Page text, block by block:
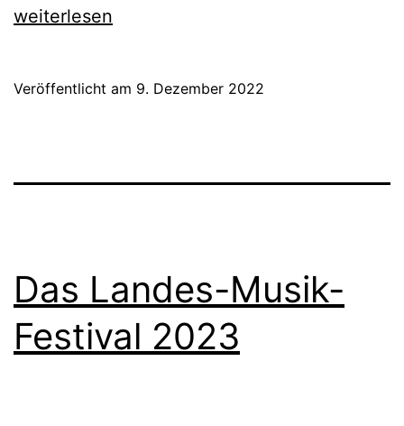
weiterlesen
Veröffentlicht am 9. Dezember 2022
Das Landes-Musik-
Festival 2023